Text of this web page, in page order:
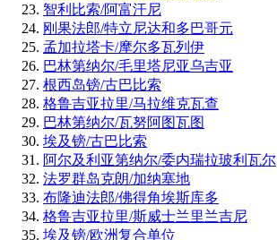
智利比索/阿富汗尼
刚果法郎/特立尼达和多巴哥元
孟加拉塔卡/摩尔多瓦列伊
巴林第纳尔/毛里塔尼亚乌吉亚
根西岛镑/古巴比索
格鲁吉亚拉里/马拉维克瓦查
巴林第纳尔/瓦努阿图瓦图
埃及镑/古巴比索
阿尔及利亚第纳尔/委内瑞拉玻利瓦尔
法罗群岛克朗/加纳塞地
布隆迪法郎/佛得角埃斯库多
格鲁吉亚拉里/斯威士兰里兰吉尼
埃及镑/欧洲复合单位